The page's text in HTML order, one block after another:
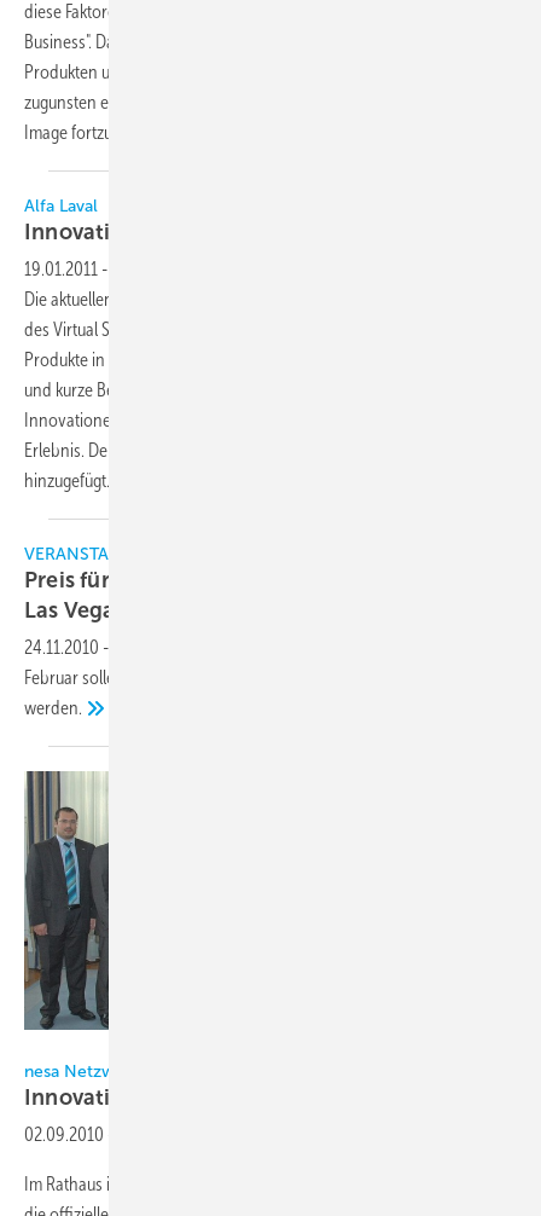
diese Faktoren definieren den Rahmen des künftigen "Green
Business". Danfoss unterstützt diesen Fokus mit neuen, innovativen
Produkten und möchte die Branche inspirieren, Bestrebungen
zugunsten eines ausgeprägten Umweltschutzes und eines saubereren
Image fortzusetzen und zu
Alfa Laval
Innovationen virtuell
19.01.2011 -
Die aktuellen Neuprodukte werden in der nunmehr sechsten Version
des Virtual Showroom der Firma vorgestellt. Besuchern werden die
Produkte in 3D präsentiert. Filme, die Möglichkeit einer 360°-Ansicht
und kurze Beschreibungen der Eigenschaften und Vorteile der
Innovationen machen den virtuellen Ausstellungsraum zu einem
Erlebnis. Der Ausstellung werden kontinuierlich neue Produkte
hinzugefügt.
VERANSTALTUNG
Preis für Innovation auf der AHR EXPO 2011 in
Las Vegas
24.11.2010 -
Februar sollen die Gewinner des AHR Innovationspreises geehrt
werden.
nesa Netzwerk für energetische Systemanwendungen
Innovation made in
02.09.2010
Im Rathaus in Kulmbach fand am Freitag, den 30.7.2010 um 16:30 Uhr